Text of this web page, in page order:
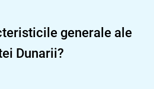
generale ale
Dunarii?